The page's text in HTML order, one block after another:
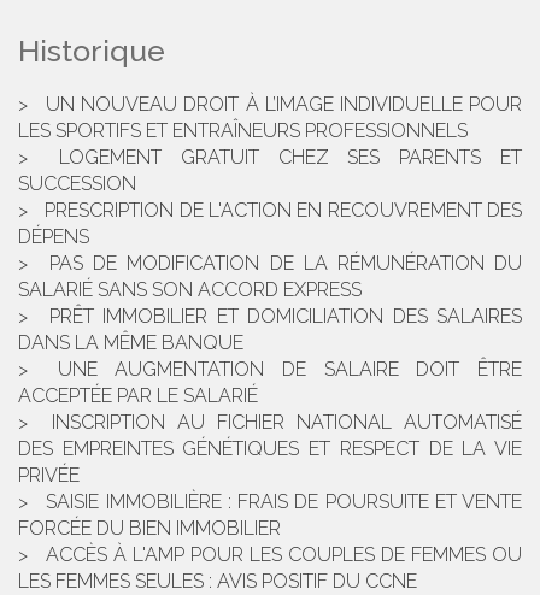
Historique
UN NOUVEAU DROIT À L’IMAGE INDIVIDUELLE POUR
LES SPORTIFS ET ENTRAÎNEURS PROFESSIONNELS
LOGEMENT GRATUIT CHEZ SES PARENTS ET
SUCCESSION
PRESCRIPTION DE L'ACTION EN RECOUVREMENT DES
DÉPENS
PAS DE MODIFICATION DE LA RÉMUNÉRATION DU
SALARIÉ SANS SON ACCORD EXPRESS
PRÊT IMMOBILIER ET DOMICILIATION DES SALAIRES
DANS LA MÊME BANQUE
UNE AUGMENTATION DE SALAIRE DOIT ÊTRE
ACCEPTÉE PAR LE SALARIÉ
INSCRIPTION AU FICHIER NATIONAL AUTOMATISÉ
DES EMPREINTES GÉNÉTIQUES ET RESPECT DE LA VIE
PRIVÉE
SAISIE IMMOBILIÈRE : FRAIS DE POURSUITE ET VENTE
FORCÉE DU BIEN IMMOBILIER
ACCÈS À L'AMP POUR LES COUPLES DE FEMMES OU
LES FEMMES SEULES : AVIS POSITIF DU CCNE